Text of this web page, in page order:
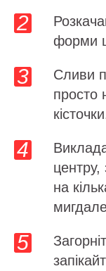
форми
Сливи
просто
центру,
на